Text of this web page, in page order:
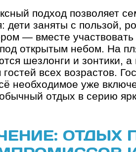
подход позволяет
дети заняты с пользой,
— вместе
открытым небом. На
шезлонги и зонтики,
всех возрастов.
необходимое уже
отдых в серию
ОТДЫХ